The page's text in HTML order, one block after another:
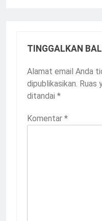
TINGGALKAN
Alamat email Anda
dipublikasikan. Ruas
ditandai *
Komentar *